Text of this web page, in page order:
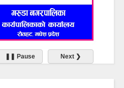
❚❚ Pause Next ❯